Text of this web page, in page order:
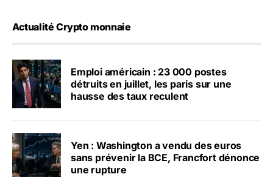
Actualité Crypto monnaie
Emploi américain : 23 000 postes
détruits en juillet, les paris sur une
hausse des taux reculent
Yen : Washington a vendu des euros
sans prévenir la BCE, Francfort dénonce
une rupture